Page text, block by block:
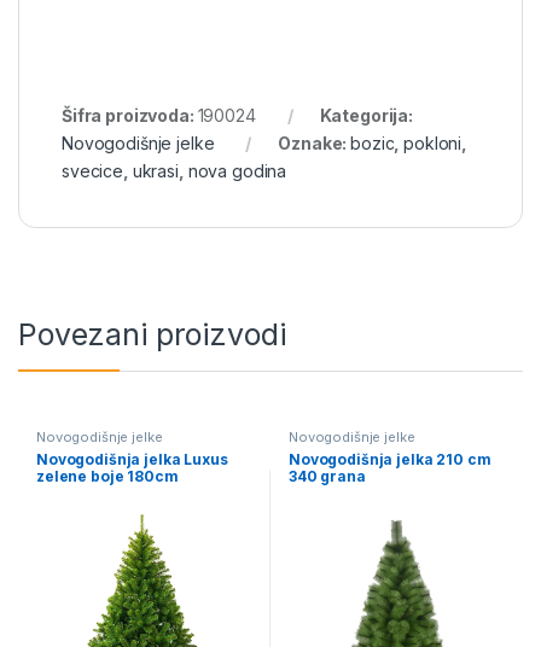
Šifra proizvoda: 190024
Kategorija:
Novogodišnje jelke
Oznake:bozic ,pokloni
svecice ukrasi nova godina
Povezani proizvodi
Novogodišnje jelke
Novogodišnja jelka Luxus
zelene boje 180cm
Novogodišnje jelke
Novogodišnja jelka 210 cm
340 grana